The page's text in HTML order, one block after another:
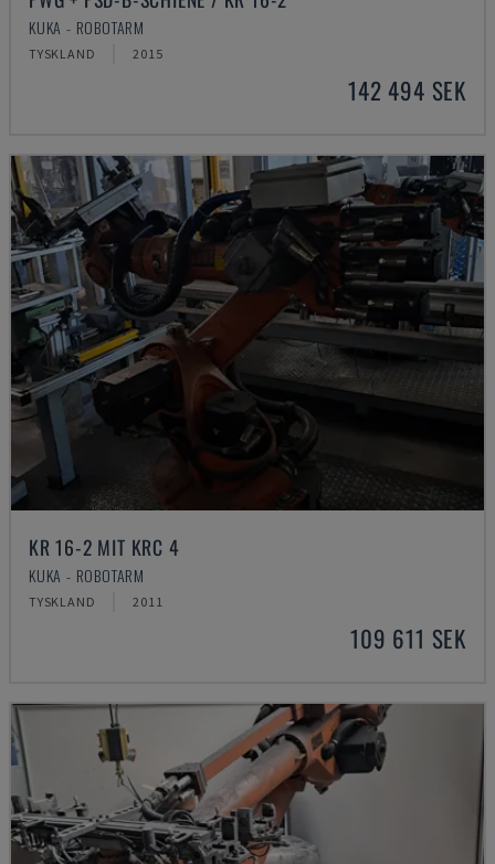
KUKA - ROBOTARM
TYSKLAND 2015
142 494 SEK
KR 16-2 MIT KRC 4
KUKA - ROBOTARM
TYSKLAND 2011
109 611 SEK